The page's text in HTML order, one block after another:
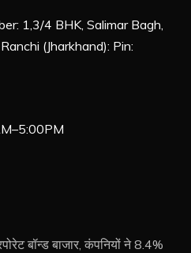
1,3/4 BHK, Salimar Bagh,
(Jharkhand): Pin:
बॉन्ड बाजार, कंपनियों ने 8.4%